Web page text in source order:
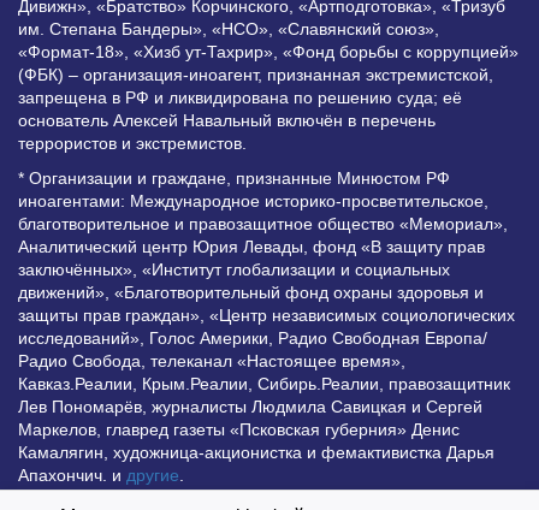
Дивижн», «Братство» Корчинского, «Артподготовка», «Тризуб
им. Степана Бандеры», «НСО», «Славянский союз»,
«Формат-18», «Хизб ут-Тахрир», «Фонд борьбы с коррупцией»
(ФБК) – организация-иноагент, признанная экстремистской,
запрещена в РФ и ликвидирована по решению суда; её
основатель Алексей Навальный включён в перечень
террористов и экстремистов.
* Организации и граждане, признанные Минюстом РФ
иноагентами: Международное историко-просветительское,
благотворительное и правозащитное общество «Мемориал»,
Аналитический центр Юрия Левады, фонд «В защиту прав
заключённых», «Институт глобализации и социальных
движений», «Благотворительный фонд охраны здоровья и
защиты прав граждан», «Центр независимых социологических
исследований», Голос Америки, Радио Свободная Европа/
Радио Свобода, телеканал «Настоящее время»,
Кавказ.Реалии, Крым.Реалии, Сибирь.Реалии, правозащитник
Лев Пономарёв, журналисты Людмила Савицкая и Сергей
Маркелов, главред газеты «Псковская губерния» Денис
Камалягин, художница-акционистка и фемактивистка Дарья
Апахончич. и другие.